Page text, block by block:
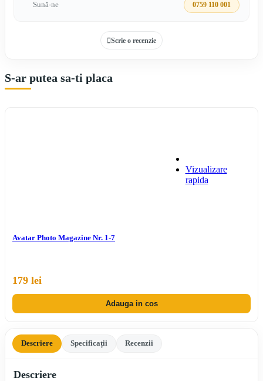
Sună-ne 0759 110 001
Scrie o recenzie
S-ar putea sa-ti placa
Vizualizare
rapida
Avatar Photo Magazine Nr. 1-7
179 lei
Adauga in cos
Descriere Specificații Recenzii
Descriere